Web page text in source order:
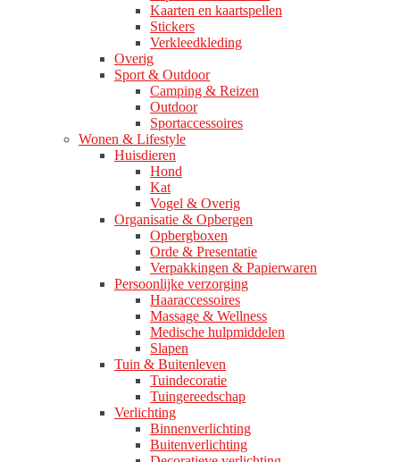
Kaarten en kaartspellen
Stickers
Verkleedkleding
Overig
Sport & Outdoor
Camping & Reizen
Outdoor
Sportaccessoires
Wonen & Lifestyle
Huisdieren
Hond
Kat
Vogel & Overig
Organisatie & Opbergen
Opbergboxen
Orde & Presentatie
Verpakkingen & Papierwaren
Persoonlijke verzorging
Haaraccessoires
Massage & Wellness
Medische hulpmiddelen
Slapen
Tuin & Buitenleven
Tuindecoratie
Tuingereedschap
Verlichting
Binnenverlichting
Buitenverlichting